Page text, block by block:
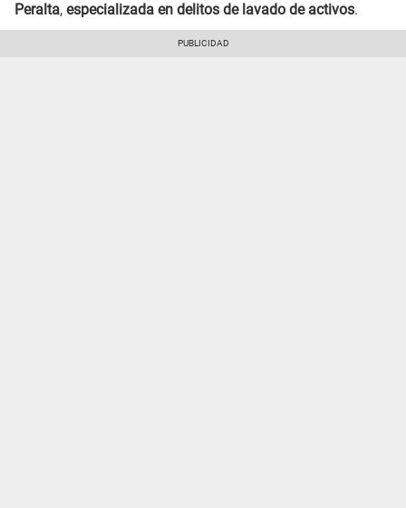
Peralta, especializada en delitos de lavado de activos.